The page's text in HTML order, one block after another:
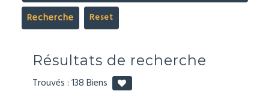
Recherche
Résultats de recherche
Trouvés :138Biens